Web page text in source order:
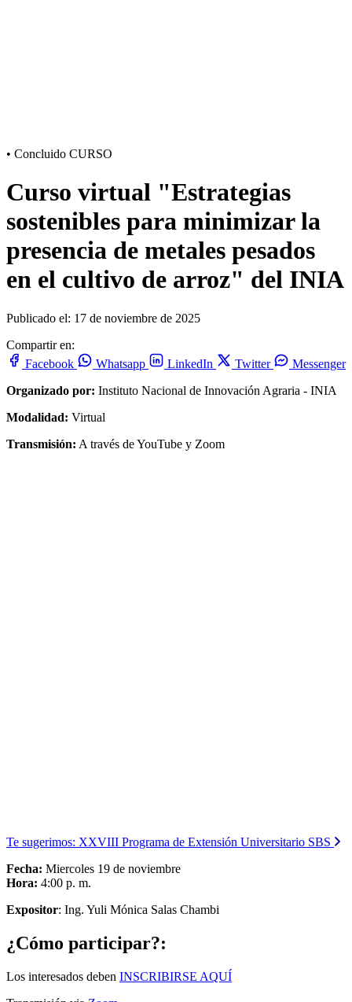
• Concluido CURSO
Curso virtual "Estrategias
sostenibles para minimizar la
presencia de metales pesados
en el cultivo de arroz" del INIA
Publicado el: 17 de noviembre de 2025
Compartir en:
Facebook
Whatsapp LinkedIn Twitter
Messenger
Organizado por: Instituto Nacional de Innovación Agraria - INIA
Modalidad: Virtual
Transmisión: A través de YouTube y Zoom
Te sugerimos: XXVIII Programa de Extensión Universitario SBS
Fecha: Miercoles 19 de noviembre
Hora: 4:00 p. m.
Expositor: Ing. Yuli Mónica Salas Chambi
¿Cómo participar?:
Los interesados deben INSCRIBIRSE AQUÍ